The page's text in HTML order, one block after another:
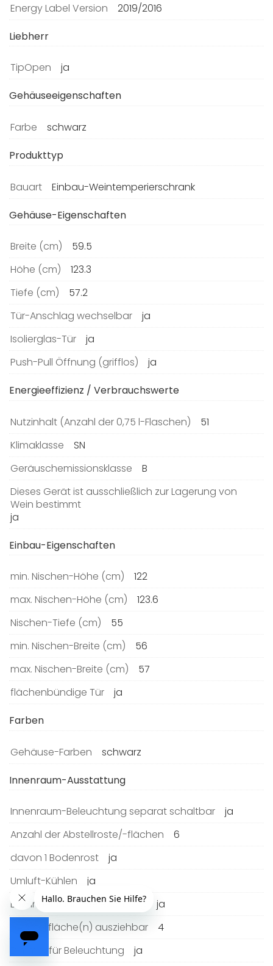
Energy Label Version
2019/2016
Liebherr
TipOpen
ja
Gehäuseeigenschaften
Farbe
schwarz
Produkttyp
Bauart
Einbau-Weintemperierschrank
Gehäuse-Eigenschaften
Breite (cm)
59.5
Höhe (cm)
123.3
Tiefe (cm)
57.2
Tür-Anschlag wechselbar
ja
Isolierglas-Tür
ja
Push-Pull Öffnung (grifflos)
ja
Energieeffizienz / Verbrauchswerte
Nutzinhalt (Anzahl der 0,75 l-Flaschen)
51
Klimaklasse
SN
Geräuschemissionsklasse
B
Dieses Gerät ist ausschließlich zur Lagerung von
Wein bestimmt
ja
Einbau-Eigenschaften
min. Nischen-Höhe (cm)
122
max. Nischen-Höhe (cm)
123.6
Nischen-Tiefe (cm)
55
min. Nischen-Breite (cm)
56
max. Nischen-Breite (cm)
57
flächenbündige Tür
ja
Farben
Gehäuse-Farben
schwarz
Innenraum-Ausstattung
Innenraum-Beleuchtung separat schaltbar
ja
Anzahl der Abstellroste/-flächen
6
davon 1 Bodenrost
ja
Umluft-Kühlen
ja
LED-Innenraum-Beleuchtung
ja
x Abstellfläche(n) ausziehbar
4
Dimmer für Beleuchtung
ja